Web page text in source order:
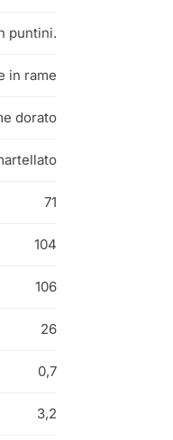
puntini.
in rame
dorato
71
104
106
26
0,7
3,2